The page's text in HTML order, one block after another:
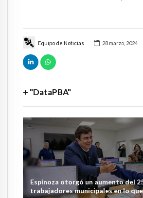
Equipo de Noticias 28 marzo, 2024
+ "DataPBA"
Espinoza otorgó un aumento del
trabajadores municipales en lo